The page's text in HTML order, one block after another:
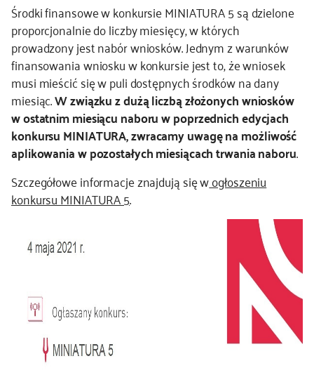
Środki finansowe w konkursie MINIATURA 5 są dzielone
proporcjonalnie do liczby miesięcy, w których
prowadzony jest nabór wniosków. Jednym z warunków
finansowania wniosku w konkursie jest to, że wniosek
musi mieścić się w puli dostępnych środków na dany
miesiąc.W związku z dużą liczbą złożonych wniosków
w ostatnim miesiącu naboru w poprzednich edycjach
konkursu MINIATURA, zwracamy uwagę na możliwość
aplikowania w pozostałych miesiącach trwania naboru.
Szczegółowe informacje znajdują się wogłoszeniu
konkursu MINIATURA 5.